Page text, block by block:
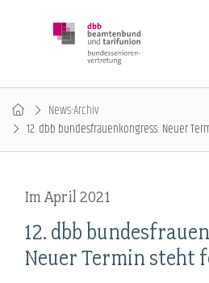
News-Archiv
12. dbb bundesfrauenkongress: Neuer
Im April 2021
12. dbb
Neuer Termin steht